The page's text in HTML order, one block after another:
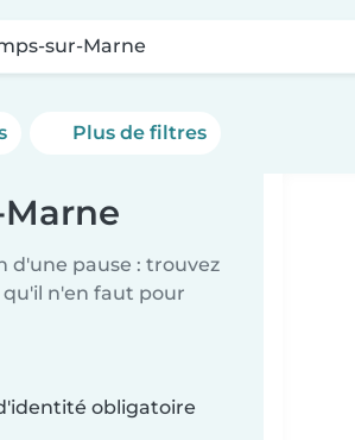
sur-Marne
Plus de filtres
d'une pause : trouvez
n'en faut pour
obligatoire